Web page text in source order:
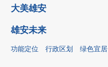
大美雄安
雄安未来
功能定位 行政区划 绿色宜居